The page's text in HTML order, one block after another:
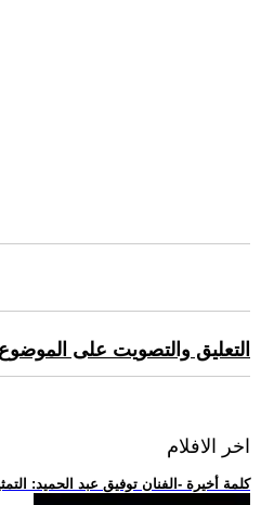
التعليق والتصويت على
اخر الافلام
.. كلمة أخيرة -الفنان توفيق عبد الحميد: